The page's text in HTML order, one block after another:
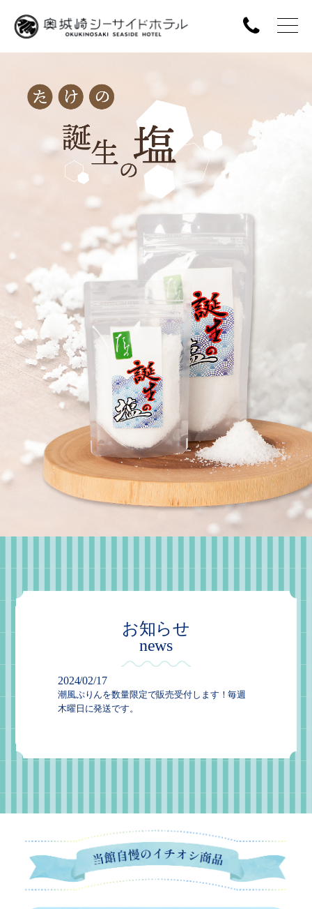
お知らせ
news
2024/02/17
潮風ぷりんを数量限定で販売受付します！毎週
木曜日に発送です。